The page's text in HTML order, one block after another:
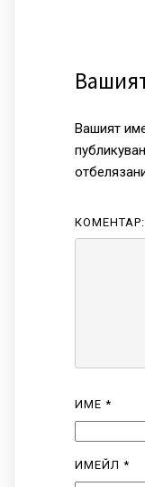
Вашият
КОМЕНТАР:
ИМЕ *
ИМЕЙЛ *